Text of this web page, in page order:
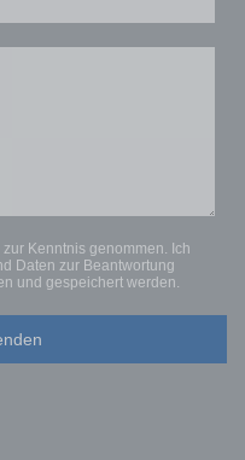
zur Kenntnis genommen. Ich
Daten zur Beantwortung
und gespeichert werden.